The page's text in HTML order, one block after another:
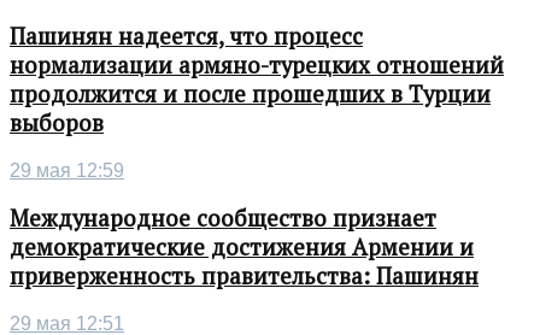
Пашинян надеется, что процесс
нормализации армяно-турецких отношений
продолжится и после прошедших в Турции
выборов
29 мая 12:59
Международное сообщество признает
демократические достижения Армении и
приверженность правительства: Пашинян
29 мая 12:51